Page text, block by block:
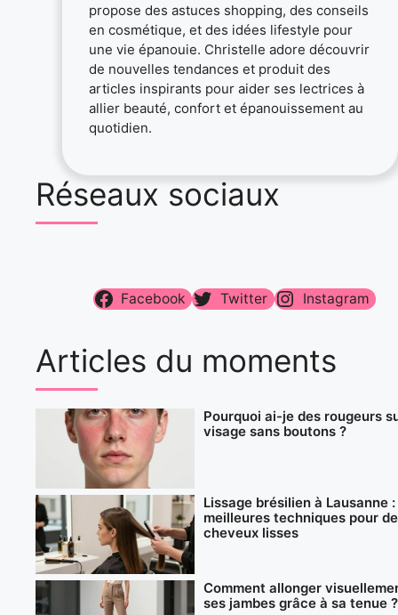
propose des astuces shopping, des conseils
en cosmétique, et des idées lifestyle pour
une vie épanouie. Christelle adore découvrir
de nouvelles tendances et produit des
articles inspirants pour aider ses lectrices à
allier beauté, confort et épanouissement au
quotidien.
Réseaux sociaux
Facebook Twitter Instagram
Articles du moments
Pourquoi ai-je des rougeurs
visage sans boutons ?
Lissage brésilien à Lausanne
meilleures techniques pour
cheveux lisses
Comment allonger
ses jambes grâce à sa tenue ?